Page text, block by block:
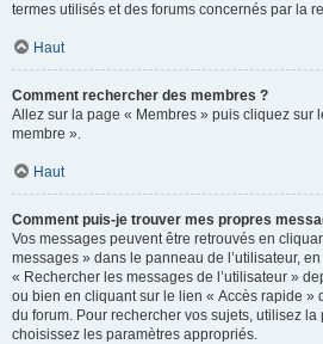
termes utilisés et des forums concernés par la
Haut
Comment rechercher des membres ?
Allez sur la page « Membres » puis cliquez sur
membre ».
Haut
Comment puis-je trouver mes propres
Vos messages peuvent être retrouvés en
messages » dans le panneau de l’utilisateur,
« Rechercher les messages de l’utilisateur »
ou bien en cliquant sur le lien « Accès rapide »
du forum. Pour rechercher vos sujets, utilisez
choisissez les paramètres appropriés.